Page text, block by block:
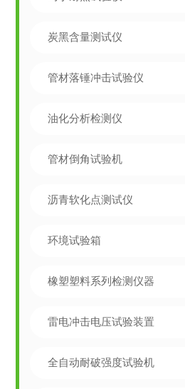
炭黑含量测试仪
管材落锤冲击试验仪
油化分析检测仪
管材倒角试验机
沥青软化点测试仪
环境试验箱
橡塑塑料系列检测仪器
雷电冲击电压试验装置
全自动耐破强度试验机